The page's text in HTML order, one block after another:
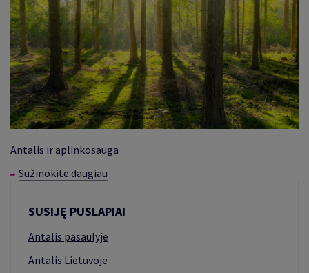
Antalis ir aplinkosauga
Sužinokite daugiau
SUSIJĘ PUSLAPIAI
Antalis pasaulyje
Antalis Lietuvoje